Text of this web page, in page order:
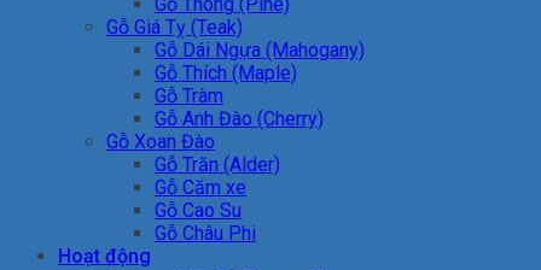
Gỗ Thông (Pine)
Gỗ Giá Tỵ (Teak)
Gỗ Dái Ngựa (Mahogany)
Gỗ Thích (Maple)
Gỗ Tràm
Gỗ Anh Đào (Cherry)
Gỗ Xoan Đào
Gỗ Trăn (Alder)
Gỗ Căm xe
Gỗ Cao Su
Gỗ Châu Phi
Hoạt động